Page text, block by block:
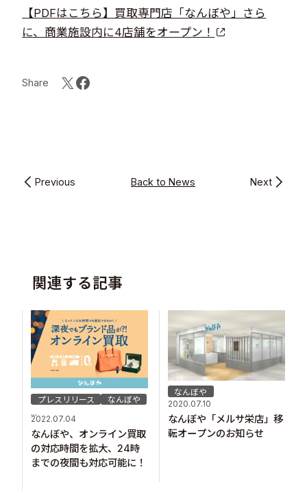
【PDFはこちら】買取専門店「なんぼや」さら
に、商業施設内に4店舗をオープン！
Share
Previous Back to News Next
関連する記事
プレスリリース
なんぼや
...
2022.07.04
なんぼや、オンライン買取
の対応時間を拡大、24時
までの夜間も対応可能に！
なんぼや
2020.07.10
なんぼや「メルサ栄店」移
転オープンのお知らせ